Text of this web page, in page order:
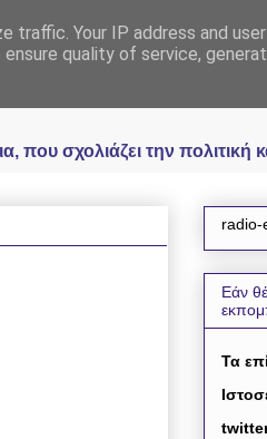
σχολιάζει την πολιτική
radio-
Εάν
Τα
traffic. Your IP address and
quality of service,